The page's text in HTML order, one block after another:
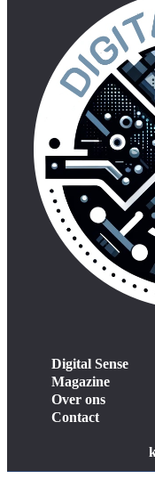
Digital Sense
Magazine
Over ons
Contact